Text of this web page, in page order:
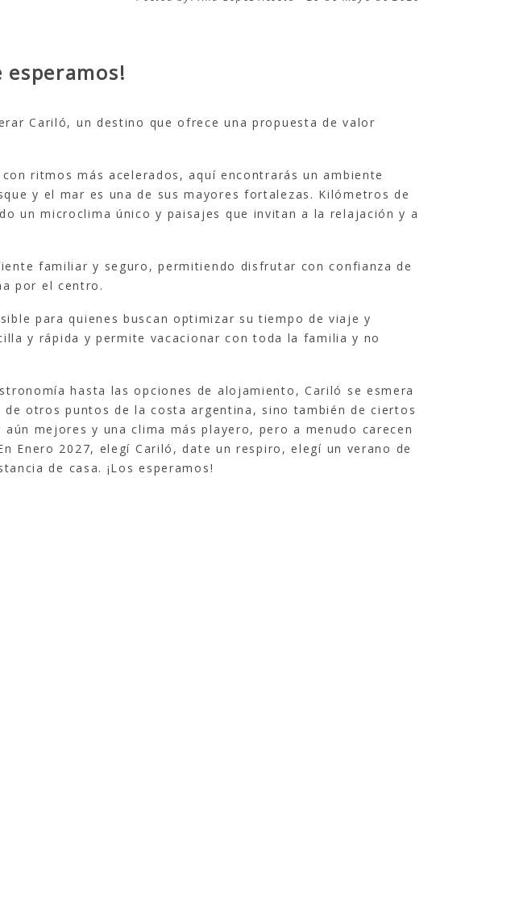
esperamos!
Cariló, un destino que ofrece una propuesta de valor
ritmos más acelerados, aquí encontrarás un ambiente
y el mar es una de sus mayores fortalezas. Kilómetros de
un microclima único y paisajes que invitan a la relajación y a
familiar y seguro, permitiendo disfrutar con confianza de
por el centro.
para quienes buscan optimizar su tiempo de viaje y
y rápida y permite vacacionar con toda la familia y no
hasta las opciones de alojamiento, Cariló se esmera
otros puntos de la costa argentina, sino también de ciertos
mejores y una clima más playero, pero a menudo carecen
Enero 2027, elegí Cariló, date un respiro, elegí un verano de
de casa. ¡Los esperamos!